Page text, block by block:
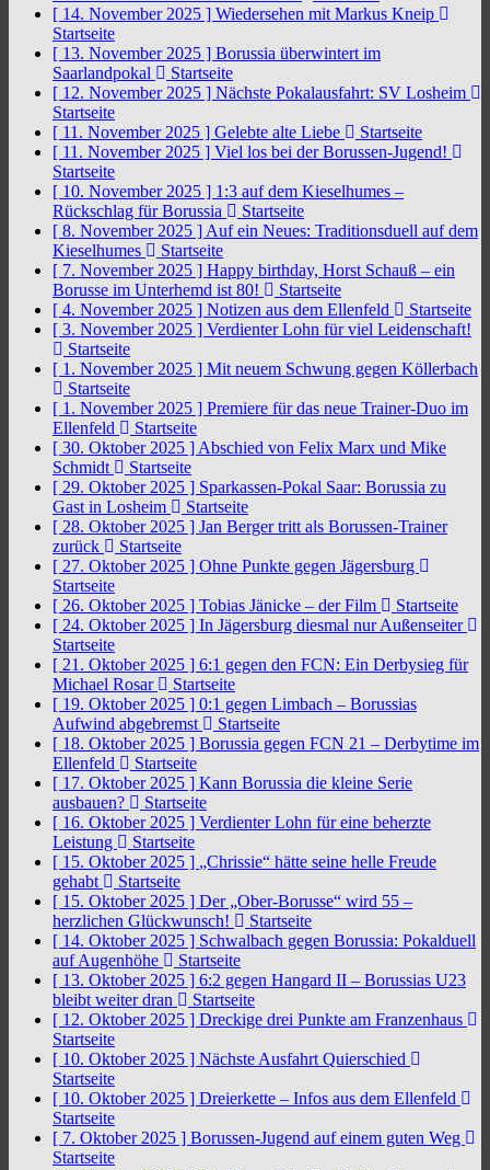
[ 14. November 2025 ] Wiedersehen mit Markus Kneip
Startseite
[ 13. November 2025 ] Borussia überwintert im
Saarlandpokal
Startseite
[ 12. November 2025 ] Nächste Pokalausfahrt: SV Losheim
Startseite
[ 11. November 2025 ] Gelebte alte Liebe
Startseite
[ 11. November 2025 ] Viel los bei der Borussen-Jugend!
Startseite
[ 10. November 2025 ] 1:3 auf dem Kieselhumes –
Rückschlag für Borussia
Startseite
[ 8. November 2025 ] Auf ein Neues: Traditionsduell auf dem
Kieselhumes
Startseite
[ 7. November 2025 ] Happy birthday, Horst Schauß – ein
Borusse im Unterhemd ist 80!
Startseite
[ 4. November 2025 ] Notizen aus dem Ellenfeld
Startseite
[ 3. November 2025 ] Verdienter Lohn für viel Leidenschaft!
Startseite
[ 1. November 2025 ] Mit neuem Schwung gegen Köllerbach
Startseite
[ 1. November 2025 ] Premiere für das neue Trainer-Duo im
Ellenfeld
Startseite
[ 30. Oktober 2025 ] Abschied von Felix Marx und Mike
Schmidt
Startseite
[ 29. Oktober 2025 ] Sparkassen-Pokal Saar: Borussia zu
Gast in Losheim
Startseite
[ 28. Oktober 2025 ] Jan Berger tritt als Borussen-Trainer
zurück
Startseite
[ 27. Oktober 2025 ] Ohne Punkte gegen Jägersburg
Startseite
[ 26. Oktober 2025 ] Tobias Jänicke – der Film
Startseite
[ 24. Oktober 2025 ] In Jägersburg diesmal nur Außenseiter
Startseite
[ 21. Oktober 2025 ] 6:1 gegen den FCN: Ein Derbysieg für
Michael Rosar
Startseite
[ 19. Oktober 2025 ] 0:1 gegen Limbach – Borussias
Aufwind abgebremst
Startseite
[ 18. Oktober 2025 ] Borussia gegen FCN 21 – Derbytime im
Ellenfeld
Startseite
[ 17. Oktober 2025 ] Kann Borussia die kleine Serie
ausbauen?
Startseite
[ 16. Oktober 2025 ] Verdienter Lohn für eine beherzte
Leistung
Startseite
[ 15. Oktober 2025 ] „Chrissie“ hätte seine helle Freude
gehabt
Startseite
[ 15. Oktober 2025 ] Der „Ober-Borusse“ wird 55 –
herzlichen Glückwunsch!
Startseite
[ 14. Oktober 2025 ] Schwalbach gegen Borussia: Pokalduell
auf Augenhöhe
Startseite
[ 13. Oktober 2025 ] 6:2 gegen Hangard II – Borussias U23
bleibt weiter dran
Startseite
[ 12. Oktober 2025 ] Dreckige drei Punkte am Franzenhaus
Startseite
[ 10. Oktober 2025 ] Nächste Ausfahrt Quierschied
Startseite
[ 10. Oktober 2025 ] Dreierkette – Infos aus dem Ellenfeld
Startseite
[ 7. Oktober 2025 ] Borussen-Jugend auf einem guten Weg
Startseite